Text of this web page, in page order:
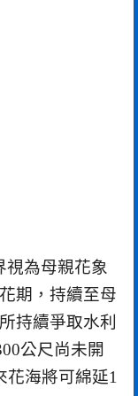
視為母親花象
期，持續至母
持續爭取水利
公尺尚未開
花海將可綿延1